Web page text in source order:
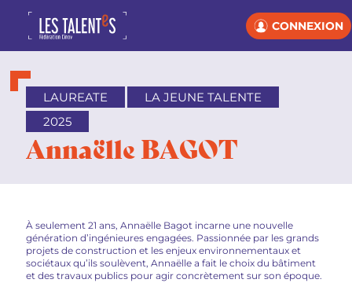
CONNEXION
LAUREATE
LA JEUNE TALENTE
2025
Annaëlle BAGOT
À seulement 21 ans, Annaëlle Bagot incarne une nouvelle
génération d’ingénieures engagées. Passionnée par les grands
projets de construction et les enjeux environnementaux et
sociétaux qu’ils soulèvent, Annaëlle a fait le choix du bâtiment
et des travaux publics pour agir concrètement sur son époque.